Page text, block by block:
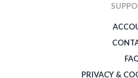
PRIVACY &